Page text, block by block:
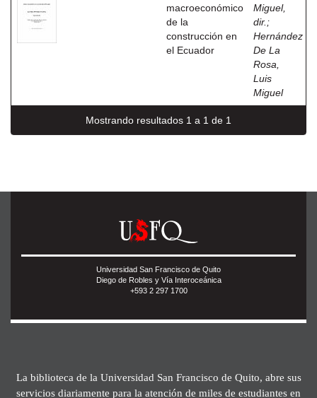
macroeconómico
de la
construcción en
el Ecuador
Miguel,
dir. ;
Hernández
De La
Rosa,
Luis
Miguel
Mostrando resultados 1 a 1 de 1
Universidad San Francisco de Quito
Diego de Robles y Vía Interoceánica
+593 2 297 1700
La biblioteca de la Universidad San Francisco de Quito, abre sus
servicios diariamente para la atención de miles de estudiantes en